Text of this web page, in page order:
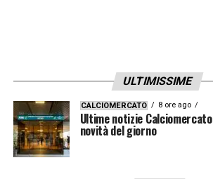
LA PLAYLIST DELLE NOSTRE
ULTIMISSIME
CALCIOMERCATO 8 ore ago
Ultime notizie
novità del giorno